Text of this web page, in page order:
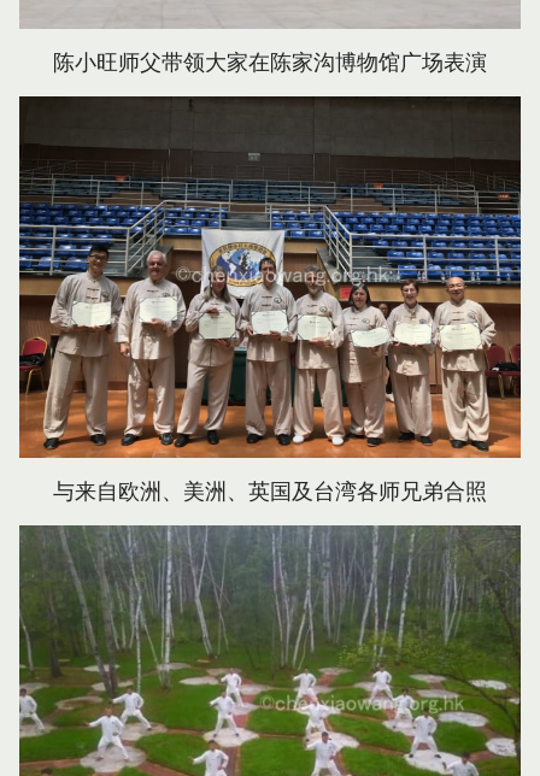
陈小旺师父带领大家在陈家沟博物馆广场表演
与来自欧洲、美洲、英国及台湾各师兄弟合照